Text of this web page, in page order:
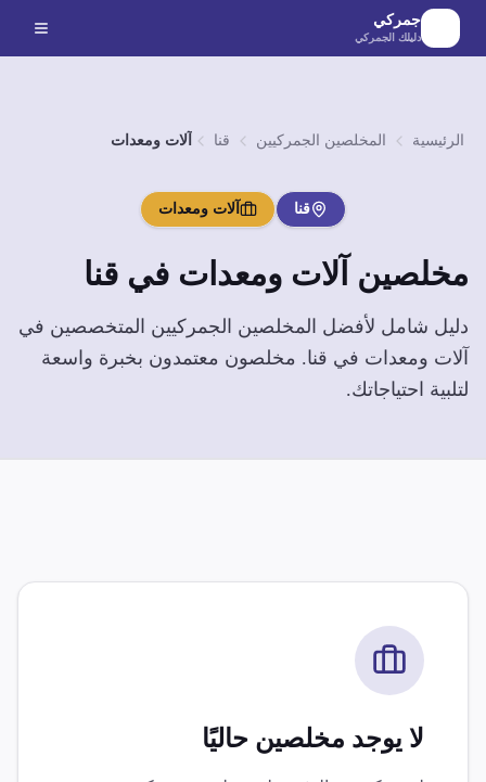
الانتقال إلى المحتوى الرئيسي
جمركي
دليلك الجمركي
الرئيسية المخلصين الجمركيين قنا آلات ومعدات
قنا آلات ومعدات
مخلصين آلات ومعدات في قنا
دليل شامل لأفضل المخلصين الجمركيين المتخصصين في
آلات ومعدات في قنا. مخلصون معتمدون بخبرة واسعة
لتلبية احتياجاتك.
لا يوجد مخلصين حاليًا